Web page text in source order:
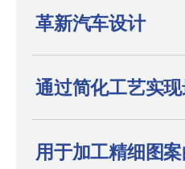
革新汽车设计
创意，满足汽车市场的
备可加工更锐利的几
稳定加工最坚硬的材料
通过简化工艺实
用于加工精细图